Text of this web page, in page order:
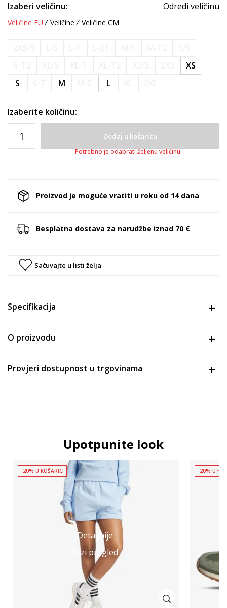
Izaberi veličinu: Odredi veličinu
Veličine EU Veličine Veličine CM
XS
S
M L
Izaberite količinu:
Dodaj u košaricu
Potrebno je odabrati željenu veličinu
Proizvod je moguće vratiti u roku od 14 dana
Besplatna dostava za narudžbe iznad 70 €
Sačuvajte u listi želja
Specifikacija
O proizvodu
Provjeri dostupnost u trgovinama
Upotpunite look
Detaljnije
Brzi pregled
-20% U KOŠARICI -20% U